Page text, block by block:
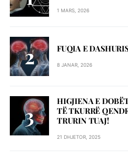
1 MARS, 2026
FUQIA E
8 JANAR, 2026
HIGJIENA E
TË TKURRË
TRURIN TUAJ!
21 DHJETOR, 2025